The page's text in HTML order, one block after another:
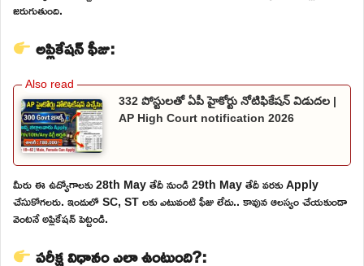
జరుగుతుంది.
అప్లికేషన్ ఫీజు:
332 పోస్టులతో ఏపీ హైకోర్టు నోటిఫికేషన్ విడుదల |
AP High Court notification 2026
మీరు ఈ ఉద్యోగాలకు 28th May తేదీ నుండి 29th May తేదీ వరకు Apply
చేసుకోగలరు. ఇందులో SC, ST లకు ఎటువంటి ఫీజు లేదు.. కావున ఆలస్యం చేయకుండా
వెంటనే అప్లికేషన్ పెట్టండి.
పరీక్ష విధానం ఎలా ఉంటుంది?: